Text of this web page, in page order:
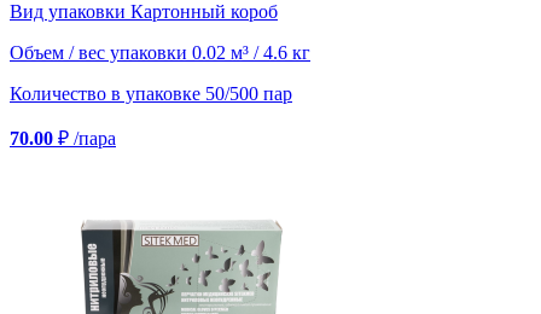
Вид упаковки Картонный короб
Объем / вес упаковки 0.02 м³ / 4.6 кг
Количество в упаковке 50/500 пар
70.00 ₽ /пара